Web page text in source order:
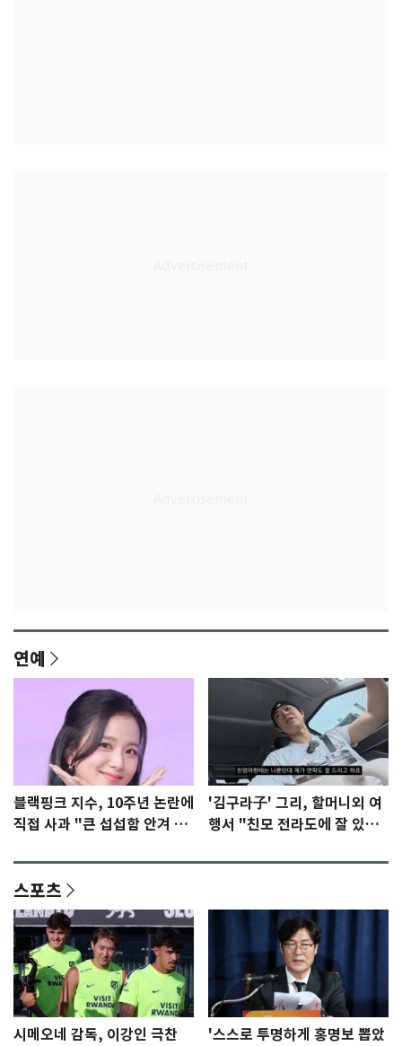
연예
블랙핑크 지수, 10주년 논란에
직접 사과 "큰 섭섭함 안겨 미
'김구라子' 그리, 할머니외 여
행서 "친모 전라도에 잘 있
스포츠
시메오네 감독, 이강인 극찬
'스스로 투명하게 홍명보 뽑았